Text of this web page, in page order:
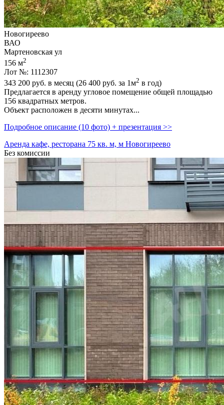
Новогиреево
ВАО
Мартеновская ул
156 м2
Лот №: 1112307
343 200 руб. в месяц (26 400 руб. за 1м2 в год)
Предлагается в аренду угловое помещение общей площадью
156 квадратных метров.
Объект расположен в десяти минутах...
Подробное описание (10 фото) + презентация >>
Аренда кафе, ресторана 75 кв. м, м Новогиреево
Без комиссии